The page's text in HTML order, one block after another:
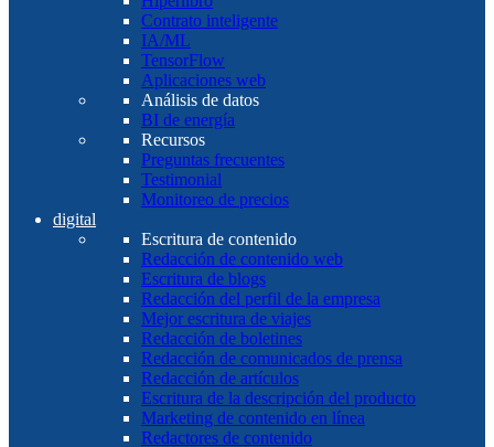
Contrato inteligente
IA/ML
TensorFlow
Aplicaciones web
Análisis de datos
BI de energía
Recursos
Preguntas frecuentes
Testimonial
Monitoreo de precios
digital
Escritura de contenido
Redacción de contenido web
Escritura de blogs
Redacción del perfil de la empresa
Mejor escritura de viajes
Redacción de boletines
Redacción de comunicados de prensa
Redacción de artículos
Escritura de la descripción del producto
Marketing de contenido en línea
Redactores de contenido